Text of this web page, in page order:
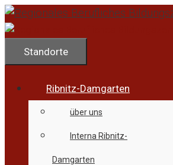
Zum
Inhalt
springenStandorte
Ribnitz-Damgarten
über uns
Interna Ribnitz-
Damgarten